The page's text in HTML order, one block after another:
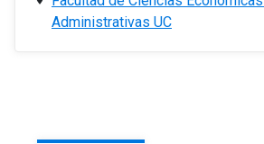
Administrativas UC